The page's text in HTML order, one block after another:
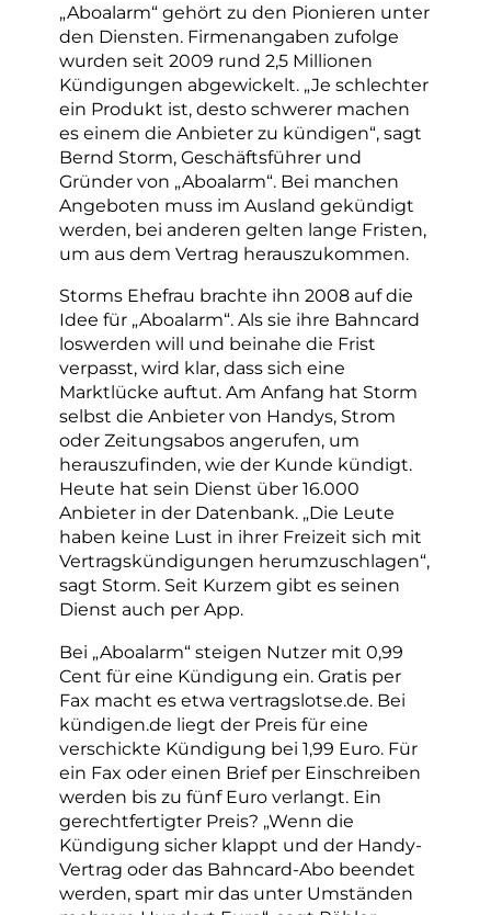
„Aboalarm“ gehört zu den Pionieren unter
den Diensten. Firmenangaben zufolge
wurden seit 2009 rund 2,5 Millionen
Kündigungen abgewickelt. „Je schlechter
ein Produkt ist, desto schwerer machen
es einem die Anbieter zu kündigen“, sagt
Bernd Storm, Geschäftsführer und
Gründer von „Aboalarm“. Bei manchen
Angeboten muss im Ausland gekündigt
werden, bei anderen gelten lange Fristen,
um aus dem Vertrag herauszukommen.
Storms Ehefrau brachte ihn 2008 auf die
Idee für „Aboalarm“. Als sie ihre Bahncard
loswerden will und beinahe die Frist
verpasst, wird klar, dass sich eine
Marktlücke auftut. Am Anfang hat Storm
selbst die Anbieter von Handys, Strom
oder Zeitungsabos angerufen, um
herauszufinden, wie der Kunde kündigt.
Heute hat sein Dienst über 16.000
Anbieter in der Datenbank. „Die Leute
haben keine Lust in ihrer Freizeit sich mit
Vertragskündigungen herumzuschlagen“,
sagt Storm. Seit Kurzem gibt es seinen
Dienst auch per App.
Bei „Aboalarm“ steigen Nutzer mit 0,99
Cent für eine Kündigung ein. Gratis per
Fax macht es etwa vertragslotse.de. Bei
kündigen.de liegt der Preis für eine
verschickte Kündigung bei 1,99 Euro. Für
ein Fax oder einen Brief per Einschreiben
werden bis zu fünf Euro verlangt. Ein
gerechtfertigter Preis? „Wenn die
Kündigung sicher klappt und der Handy-
Vertrag oder das Bahncard-Abo beendet
werden, spart mir das unter Umständen